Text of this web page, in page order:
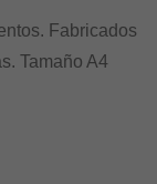
Fabricados
Tamaño A4